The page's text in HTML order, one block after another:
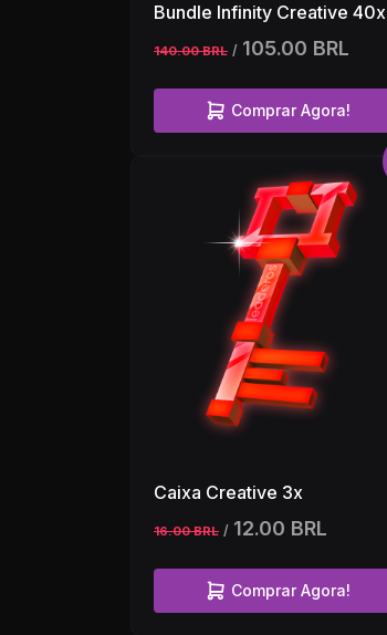
Bundle Infinity Creative 40x
140.00 BRL / 105.00 BRL
Comprar Agora!
Caixa Creative 3x
16.00 BRL / 12.00 BRL
Comprar Agora!